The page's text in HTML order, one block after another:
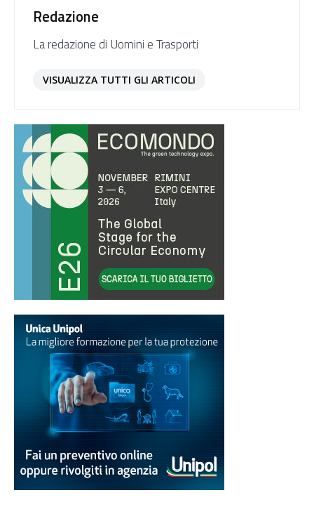
Redazione
La redazione di Uomini e Trasporti
VISUALIZZA TUTTI GLI ARTICOLI